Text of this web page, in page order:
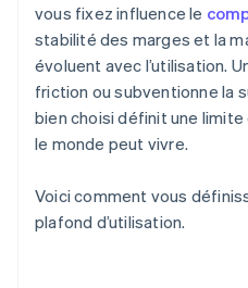
vous fixez influence le
stabilité des marges et la
évoluent avec l’utilisation.
friction ou subventionne la
bien choisi définit une
le monde peut vivre.
Voici comment vous
plafond d’utilisation.